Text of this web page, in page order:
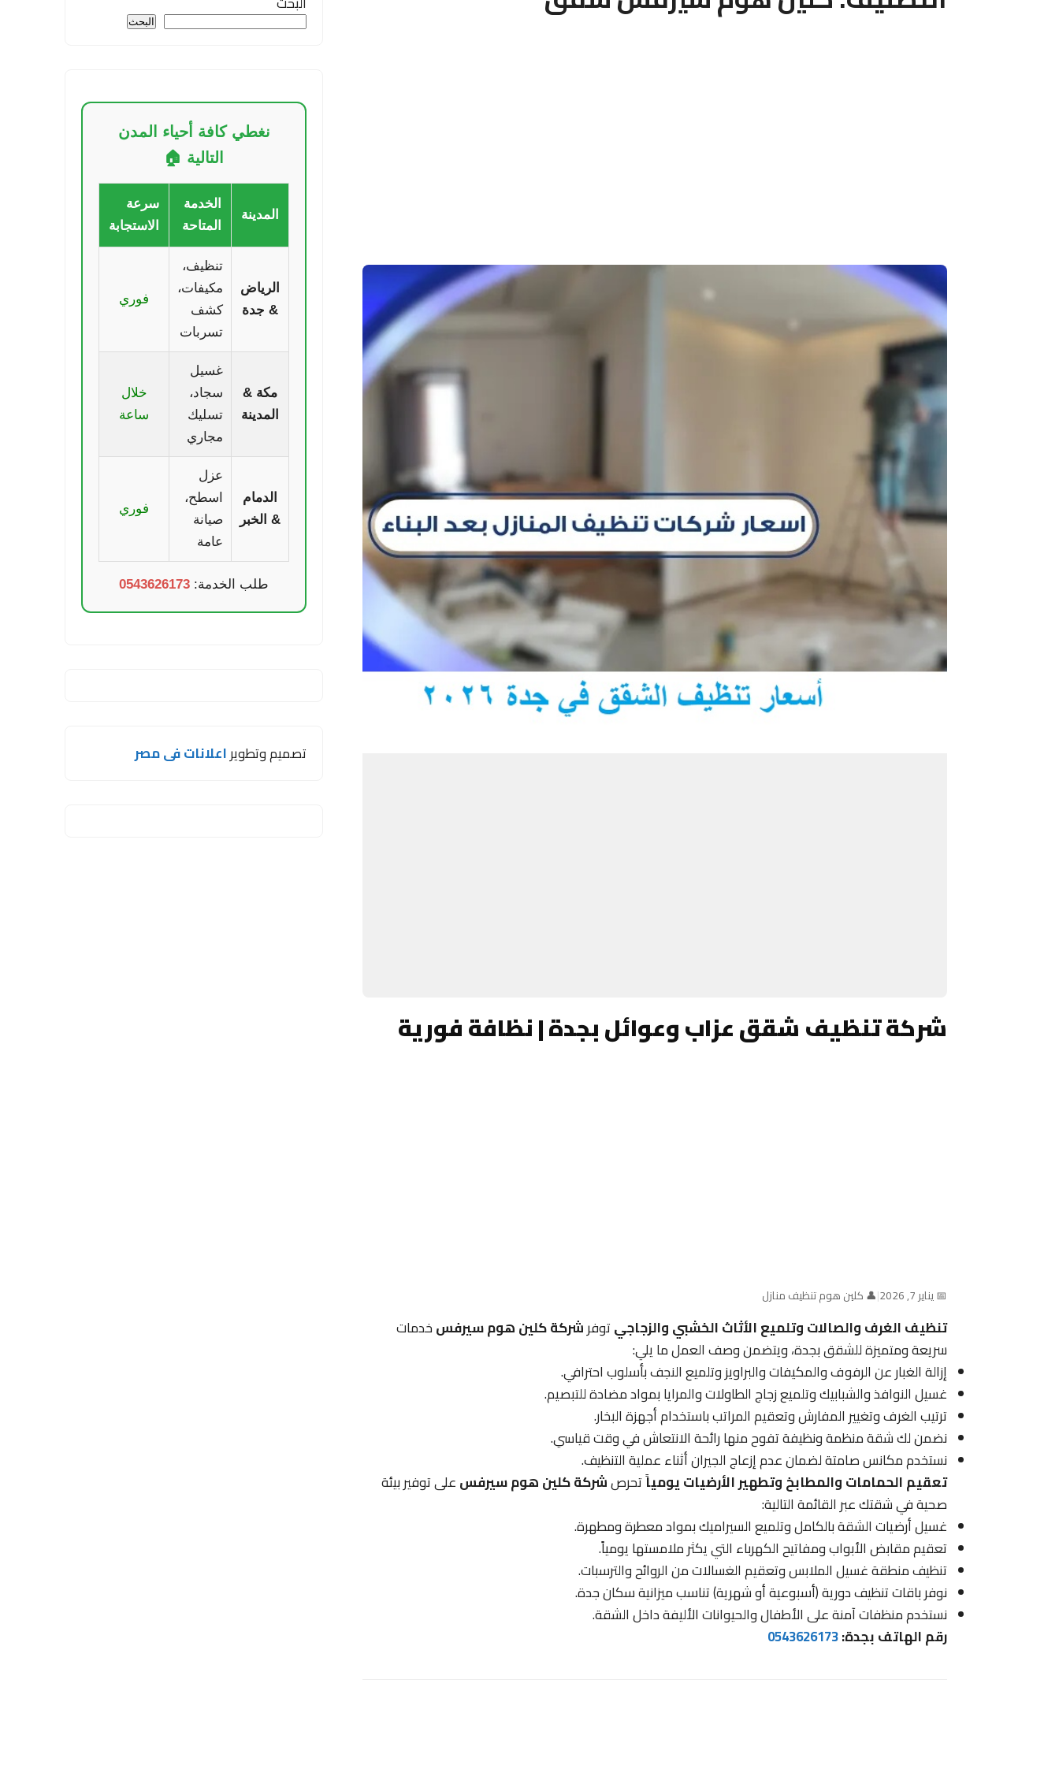
شركة تنظيف شقق عزاب وعوائل بجدة | نظافة فورية
📅 يناير 7, 2026 |👤 كلين هوم تنظيف منازل
تنظيف الغرف والصالات وتلميع الأثاث الخشبي والزجاجيتوفرشركة كلين هوم سيرفسخدمات
سريعة ومتميزة للشقق بجدة، ويتضمن وصف العمل ما يلي:
إزالة الغبار عن الرفوف والمكيفات والبراويز وتلميع النجف بأسلوب احترافي.
غسيل النوافذ والشبابيك وتلميع زجاج الطاولات والمرايا بمواد مضادة للتبصيم.
ترتيب الغرف وتغيير المفارش وتعقيم المراتب باستخدام أجهزة البخار.
نضمن لك شقة منظمة ونظيفة تفوح منها رائحة الانتعاش في وقت قياسي.
نستخدم مكانس صامتة لضمان عدم إزعاج الجيران أثناء عملية التنظيف.
تعقيم الحمامات والمطابخ وتطهير الأرضيات يومياًتحرصشركة كلين هوم سيرفسعلى توفير بيئة
صحية في شقتك عبر القائمة التالية:
غسيل أرضيات الشقة بالكامل وتلميع السيراميك بمواد معطرة ومطهرة.
تعقيم مقابض الأبواب ومفاتيح الكهرباء التي يكثر ملامستها يومياً.
تنظيف منطقة غسيل الملابس وتعقيم الغسالات من الروائح والترسبات.
نوفر باقات تنظيف دورية (أسبوعية أو شهرية) تناسب ميزانية سكان جدة.
نستخدم منظفات آمنة على الأطفال والحيوانات الأليفة داخل الشقة.
رقم الهاتف بجدة:0543626173
البحث
نغطي كافة أحياء المدن
التالية 🏠
المدينة
الخدمة
المتاحة
سرعة
الاستجابة
الرياض
& جدة
تنظيف،
مكيفات،
كشف
تسربات
فوري
مكة &
المدينة
غسيل
سجاد،
تسليك
مجاري
خلال
ساعة
الدمام
& الخبر
عزل
اسطح،
صيانة
عامة
فوري
طلب الخدمة: 0543626173
تصميم وتطويراعلانات فى مصر